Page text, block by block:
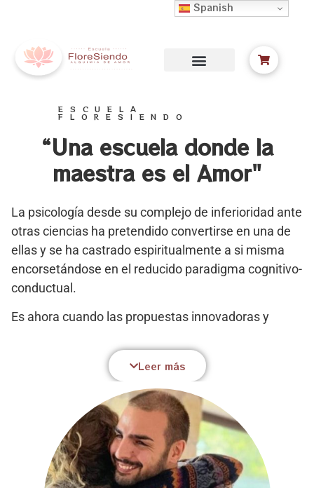
ESCUELA
FLORESIENDO
“Una escuela donde la
maestra es el Amor"
La psicología desde su complejo de inferioridad ante
otras ciencias ha pretendido convertirse en una de
ellas y se ha castrado espiritualmente a si misma
encorsetándose en el reducido paradigma cognitivo-
conductual.
Es ahora cuando las propuestas innovadoras y
dado el impacto transformador que producen como
punto de inflexión en la vida de una persona. Son
cada vez mas las escuelas integrativas que están
surgiendo donde se integran medicinas enteógenas
como la ayahuasca y el bufo alvarius con enfoques
místicos profundos que beben de la filosofía
perenne y los grandes revolucionarios de la
Leer más
Spanish